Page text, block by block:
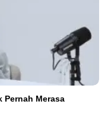
Pernah Merasa